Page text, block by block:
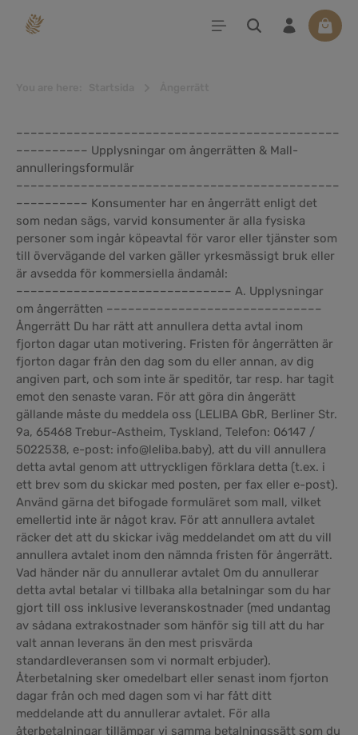
–––––––––––––––––––––––––––––––––––––––––––––
–––––––––– Upplysningar om ångerrätten & Mall-
annulleringsformulär
–––––––––––––––––––––––––––––––––––––––––––––
–––––––––– Konsumenter har en ångerrätt enligt det
som nedan sägs, varvid konsumenter är alla fysiska
personer som ingår köpeavtal för varor eller tjänster som
till övervägande del varken gäller yrkesmässigt bruk eller
är avsedda för kommersiella ändamål:
–––––––––––––––––––––––––––––– A. Upplysningar
om ångerrätten ––––––––––––––––––––––––––––––
Ångerrätt Du har rätt att annullera detta avtal inom
fjorton dagar utan motivering. Fristen för ångerrätten är
fjorton dagar från den dag som du eller annan, av dig
angiven part, och som inte är speditör, tar resp. har tagit
emot den senaste varan. För att göra din ångerätt
gällande måste du meddela oss (LELIBA GbR, Berliner Str.
9a, 65468 Trebur-Astheim, Tyskland, Telefon: 06147 /
5022538, e-post: info@leliba.baby), att du vill annullera
detta avtal genom att uttryckligen förklara detta (t.ex. i
ett brev som du skickar med posten, per fax eller e-post).
Använd gärna det bifogade formuläret som mall, vilket
emellertid inte är något krav. För att annullera avtalet
räcker det att du skickar iväg meddelandet om att du vill
annullera avtalet inom den nämnda fristen för ångerrätt.
Vad händer när du annullerar avtalet Om du annullerar
detta avtal betalar vi tillbaka alla betalningar som du har
gjort till oss inklusive leveranskostnader (med undantag
av sådana extrakostnader som hänför sig till att du har
valt annan leverans än den mest prisvärda
standardleveransen som vi normalt erbjuder).
Återbetalning sker omedelbart eller senast inom fjorton
dagar från och med dagen som vi har fått ditt
meddelande att du annullerar avtalet. För alla
återbetalningar tillämpar vi samma betalningssätt som du